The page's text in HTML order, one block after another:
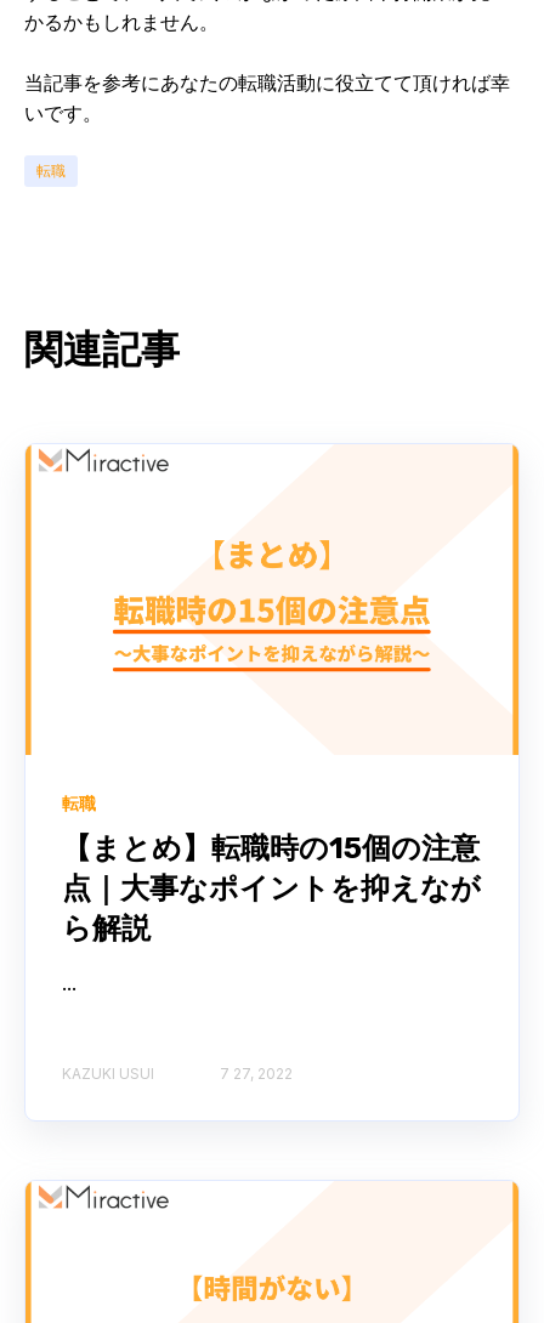
かるかもしれません。
当記事を参考にあなたの転職活動に役立てて頂ければ幸
いです。
転職
関連記事
転職
【まとめ】転職時の15個の注意
点｜大事なポイントを抑えなが
ら解説
...
KAZUKI USUI 7 27, 2022